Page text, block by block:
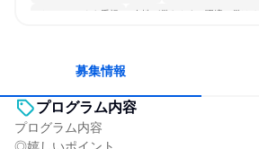
チームワークを重視 女性が働きやすい環境で働ける
募集情報
プログラム内容
プログラム内容